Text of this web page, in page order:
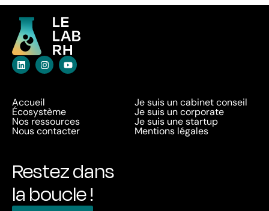
Accueil
Écosystème
Nos ressources
Nous contacter
Je suis un cabinet conseil
Je suis un corporate
Je suis une startup
Mentions légales
Restez dans
la boucle !